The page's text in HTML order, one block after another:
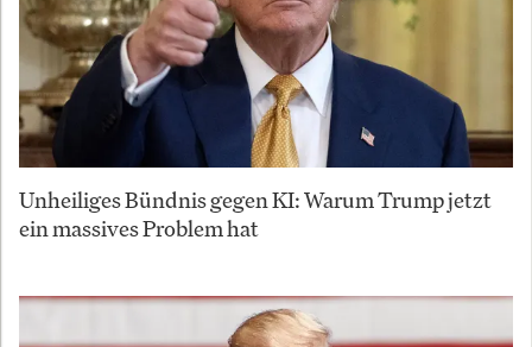
Unheiliges Bündnis gegen KI: Warum Trump jetzt
ein massives Problem hat